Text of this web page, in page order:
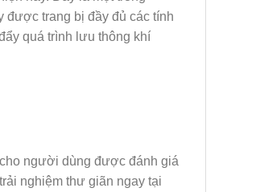
được trang bị đầy đủ các tính
quá trình lưu thông khí
người dùng được đánh giá
nghiệm thư giãn ngay tại